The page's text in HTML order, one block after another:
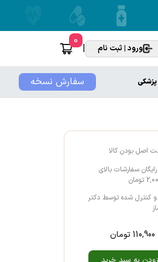
ورود | ثبت نام |
0
سفارش نسخه
اصل بودن کالا
سفارشات بالای
و کنترل شده توسط دکتر
110,900 تومان